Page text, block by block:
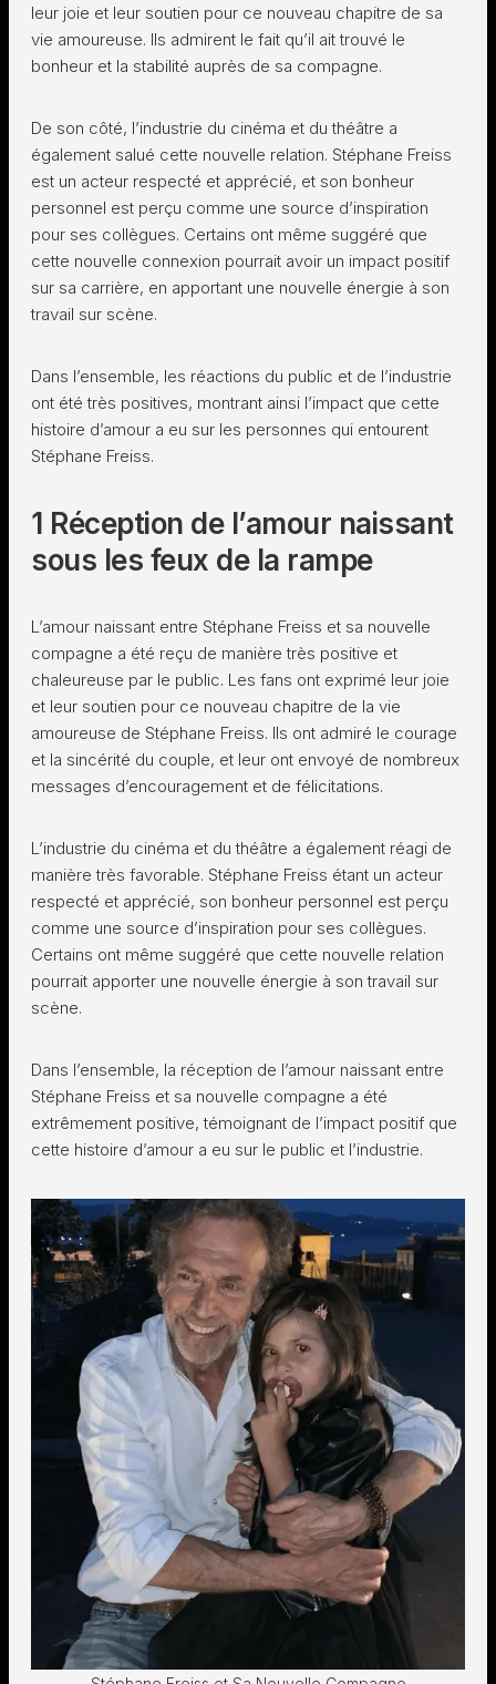
leur joie et leur soutien pour ce nouveau chapitre de sa
vie amoureuse. Ils admirent le fait qu’il ait trouvé le
bonheur et la stabilité auprès de sa compagne.
De son côté, l’industrie du cinéma et du théâtre a
également salué cette nouvelle relation. Stéphane Freiss
est un acteur respecté et apprécié, et son bonheur
personnel est perçu comme une source d’inspiration
pour ses collègues. Certains ont même suggéré que
cette nouvelle connexion pourrait avoir un impact positif
sur sa carrière, en apportant une nouvelle énergie à son
travail sur scène.
Dans l’ensemble, les réactions du public et de l’industrie
ont été très positives, montrant ainsi l’impact que cette
histoire d’amour a eu sur les personnes qui entourent
Stéphane Freiss.
1 Réception de l’amour naissant
sous les feux de la rampe
L’amour naissant entre Stéphane Freiss et sa nouvelle
compagne a été reçu de manière très positive et
chaleureuse par le public. Les fans ont exprimé leur joie
et leur soutien pour ce nouveau chapitre de la vie
amoureuse de Stéphane Freiss. Ils ont admiré le courage
et la sincérité du couple, et leur ont envoyé de nombreux
messages d’encouragement et de félicitations.
L’industrie du cinéma et du théâtre a également réagi de
manière très favorable. Stéphane Freiss étant un acteur
respecté et apprécié, son bonheur personnel est perçu
comme une source d’inspiration pour ses collègues.
Certains ont même suggéré que cette nouvelle relation
pourrait apporter une nouvelle énergie à son travail sur
scène.
Dans l’ensemble, la réception de l’amour naissant entre
Stéphane Freiss et sa nouvelle compagne a été
extrêmement positive, témoignant de l’impact positif que
cette histoire d’amour a eu sur le public et l’industrie.